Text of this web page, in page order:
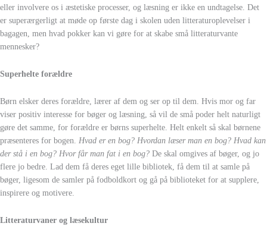
eller involvere os i æstetiske processer, og læsning er ikke en undtagelse. Det
er superærgerligt at møde op første dag i skolen uden litteraturoplevelser i
bagagen, men hvad pokker kan vi gøre for at skabe små litteraturvante
mennesker?
Superhelte forældre
Børn elsker deres forældre, lærer af dem og ser op til dem. Hvis mor og far
viser positiv interesse for bøger og læsning, så vil de små poder helt naturligt
gøre det samme, for forældre er børns superhelte. Helt enkelt så skal børnene
præsenteres for bogen. Hvad er en bog? Hvordan læser man en bog? Hvad kan
der stå i en bog? Hvor får man fat i en bog? De skal omgives af bøger, og jo
flere jo bedre. Lad dem få deres eget lille bibliotek, få dem til at samle på
bøger, ligesom de samler på fodboldkort og gå på biblioteket for at supplere,
inspirere og motivere.
Litteraturvaner og læsekultur